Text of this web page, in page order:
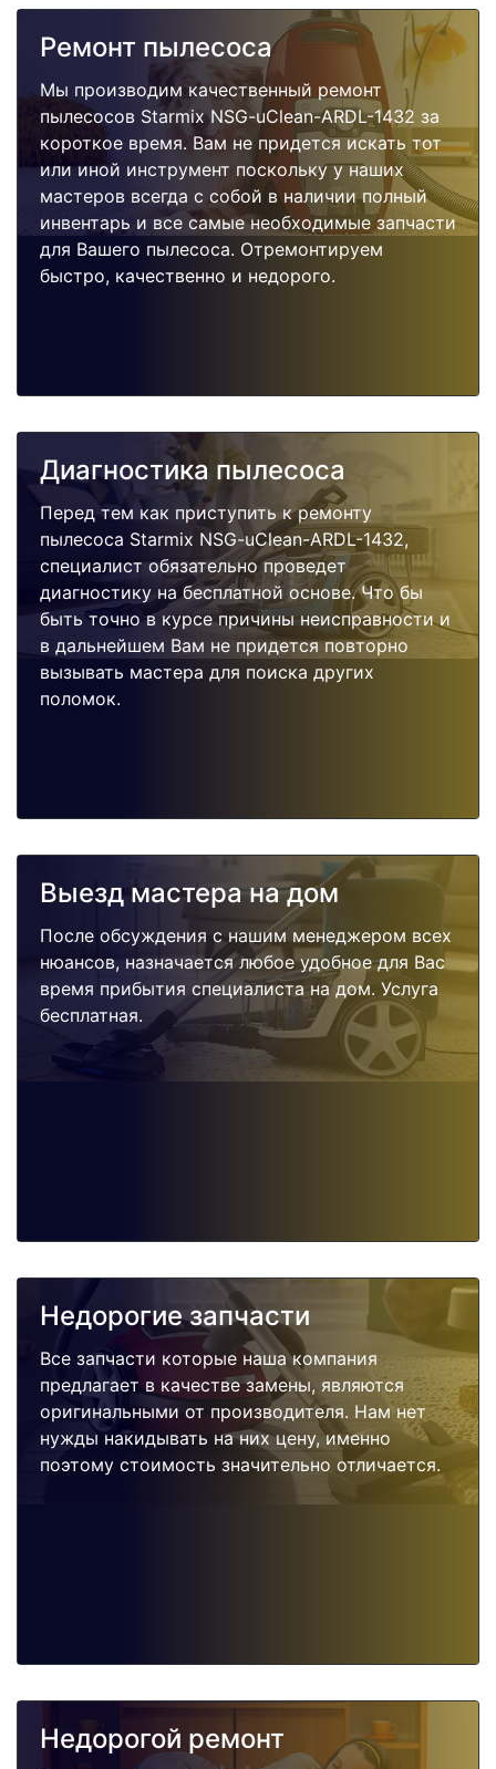
Ремонт пылесоса
Мы производим качественный ремонт
пылесосов Starmix NSG-uClean-ARDL-1432 за
короткое время. Вам не придется искать тот
или иной инструмент поскольку у наших
мастеров всегда с собой в наличии полный
инвентарь и все самые необходимые запчасти
для Вашего пылесоса. Отремонтируем
быстро, качественно и недорого.
Диагностика пылесоса
Перед тем как приступить к ремонту
пылесоса Starmix NSG-uClean-ARDL-1432,
специалист обязательно проведет
диагностику на бесплатной основе. Что бы
быть точно в курсе причины неисправности и
в дальнейшем Вам не придется повторно
вызывать мастера для поиска других
поломок.
Выезд мастера на дом
После обсуждения с нашим менеджером всех
нюансов, назначается любое удобное для Вас
время прибытия специалиста на дом. Услуга
бесплатная.
Недорогие запчасти
Все запчасти которые наша компания
предлагает в качестве замены, являются
оригинальными от производителя. Нам нет
нужды накидывать на них цену, именно
поэтому стоимость значительно отличается.
Недорогой ремонт